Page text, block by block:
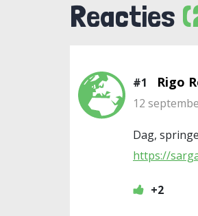
Reacties
#1 Rigo
12
Dag,
https://
+2